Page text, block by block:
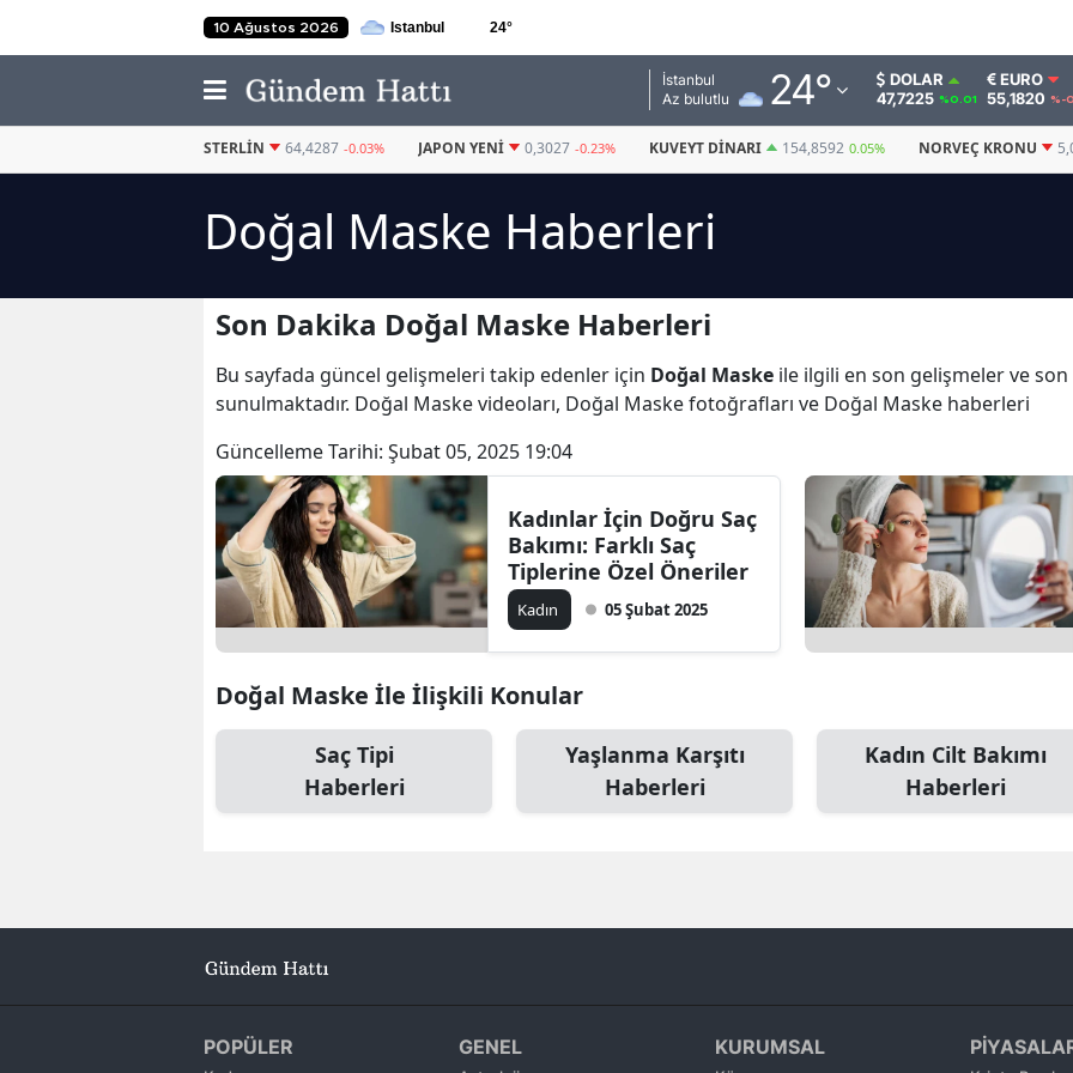
10 Ağustos 2026 24°
İstanbul
Az bulutlu
24°
Adana
Adıyaman
Afyonkarahisar
Ağrı
Ankara
Antalya
Artvin
Balıkesir
Bilecik
Bingöl
Bitlis
Burdur
Denizli
Diyarbakır
DOLAR
47,7225 %0.01
EURO
55,1820 %-
STERLIN 64,4287 -0.03% JAPON YENI 0,3027 -0.23% KUVEYT DINARI 154,8592 0.05% NORVEÇ KRONU
Doğal Maske Haberleri
Son Dakika Doğal Maske Haberleri
Bu sayfada güncel gelişmeleri takip edenler için Doğal Maske ile ilgili en son gelişmeler ve
sunulmaktadır. Doğal Maske videoları, Doğal Maske fotoğrafları ve Doğal Maske haberleri
Güncelleme Tarihi: Şubat 05, 2025 19:04
Kadınlar İçin Doğru Saç
Bakımı: Farklı Saç
Tiplerine Özel Öneriler
Kadın 05 Şubat 2025
Doğal Maske İle İlişkili Konular
Saç Tipi
Haberleri
Yaşlanma Karşıtı
Haberleri
Kadın Cilt Bakımı
Haberleri
POPÜLER GENEL KURUMSAL